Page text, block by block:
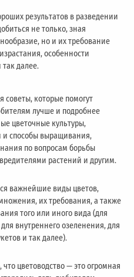
результатов в разведении
не только, зная
но и их требование
особенности
далее.
советы, которые помогут
лучше и подробнее
цветочные культуры,
и способы выращивания,
по вопросам борьбы
растений и другим.
важнейшие виды цветов,
их требования, а также
того или иного вида (для
внутреннего озеленения, для
и так далее).
что цветоводство — это огромная